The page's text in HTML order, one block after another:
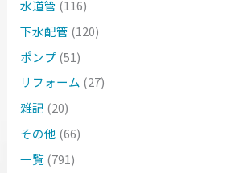
水道管 (116)
下水配管 (120)
ポンプ(51)
リフォーム (27)
雑記 (20)
その他 (66)
一覧(791)